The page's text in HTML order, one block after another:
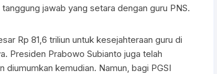
jawab yang setara dengan guru PNS.
Rp 81,6 triliun untuk kesejahteraan guru di
Presiden Prabowo Subianto juga telah
diumumkan kemudian. Namun, bagi PGSI